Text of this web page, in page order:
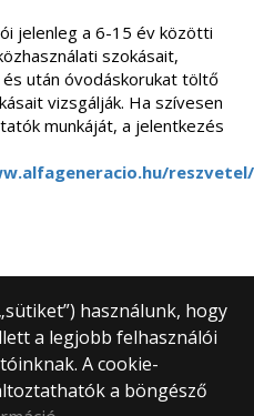
jelenleg a 6-15 év közötti
szokásait,
után óvodáskorukat töltő
vizsgálják. Ha szívesen
munkáját, a jelentkezés
reszvetel/
használunk, hogy
a legjobb felhasználói
A cookie-
a böngésző
Tudományegyetem
fenntartva.
tér 1–3.